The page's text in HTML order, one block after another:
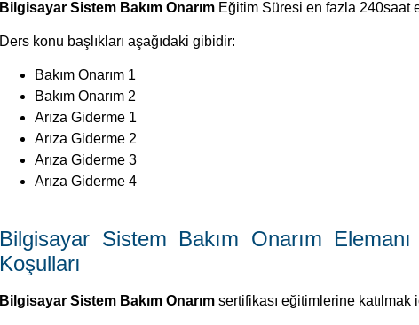
Bilgisayar Sistem Bakım Onarım Eğitim Süresi en fazla 240saat
Ders konu başlıkları aşağıdaki gibidir:
Bakım Onarım 1
Bakım Onarım 2
Arıza Giderme 1
Arıza Giderme 2
Arıza Giderme 3
Arıza Giderme 4
Bilgisayar Sistem Bakım Onarım
Koşulları
Bilgisayar Sistem Bakım Onarım sertifikası eğitimlerine